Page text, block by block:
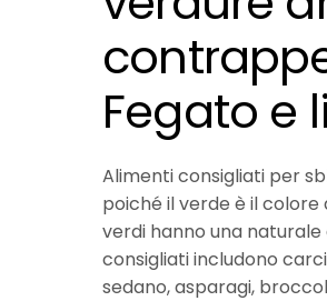
Fegato e
Alimenti consigliati per
poiché il verde è il colore
verdi hanno una
consigliati includono
sedano, asparagi,